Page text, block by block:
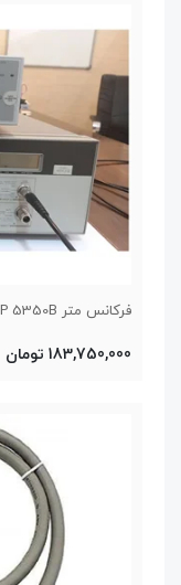
فرکانس متر HP 5350B
183,750,000 تومان